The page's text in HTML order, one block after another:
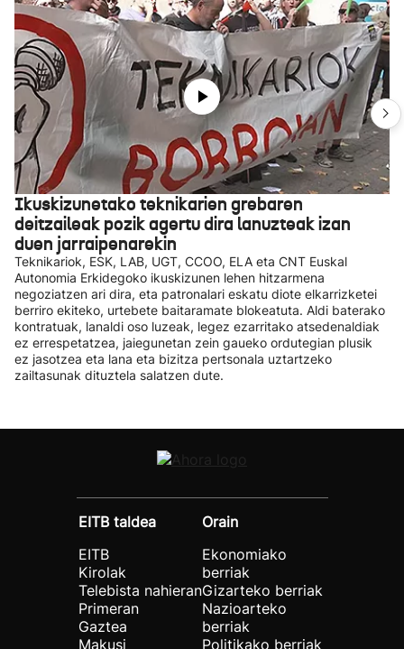
Ikuskizunetako teknikarien grebaren
deitzaileak pozik agertu dira lanuzteak izan
duen jarraipenarekin
Teknikariok, ESK, LAB, UGT, CCOO, ELA eta CNT Euskal
Autonomia Erkidegoko ikuskizunen lehen hitzarmena
negoziatzen ari dira, eta patronalari eskatu diote elkarrizketei
berriro ekiteko, urtebete baitaramate blokeatuta. Aldi baterako
kontratuak, lanaldi oso luzeak, legez ezarritako atsedenaldiak
ez errespetatzea, jaiegunetan zein gaueko ordutegian plusik
ez jasotzea eta lana eta bizitza pertsonala uztartzeko
zailtasunak dituztela salatzen dute.
EITB taldea
EITB
Kirolak
Telebista nahieran
Primeran
Gaztea
Makusi
Orain
Ekonomiako
berriak
Gizarteko berriak
Nazioarteko
berriak
Politikako berriak